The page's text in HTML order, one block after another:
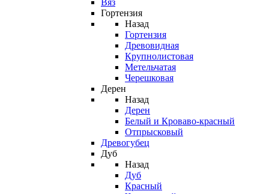
Вяз
Гортензия
Назад
Гортензия
Древовидная
Крупнолистовая
Метельчатая
Черешковая
Дерен
Назад
Дерен
Белый и Кроваво-красный
Отпрысковый
Древогубец
Дуб
Назад
Дуб
Красный